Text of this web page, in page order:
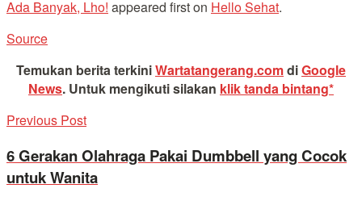
Ada Banyak, Lho! appeared first on Hello Sehat.
Source
Temukan berita terkiniWartatangerang.comdiGoogle
News. Untuk mengikuti silakan klik tanda bintang*
Previous Post
6 Gerakan Olahraga Pakai Dumbbell yang Cocok
untuk Wanita